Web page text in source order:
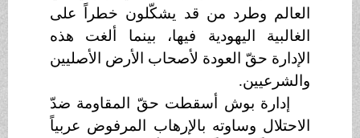
العالم وطرد من قد يشكّلون خطراً على
الغالبية اليهودية فيها، بينما ألغت هذه
الإدارة حقّ العودة لأصحاب الأرض الأصليين
والشرعيين.
إدارة بوش أسقطت حقّ المقاومة ضدّ
الاحتلال وساوته بالإرهاب المرفوض عربياً